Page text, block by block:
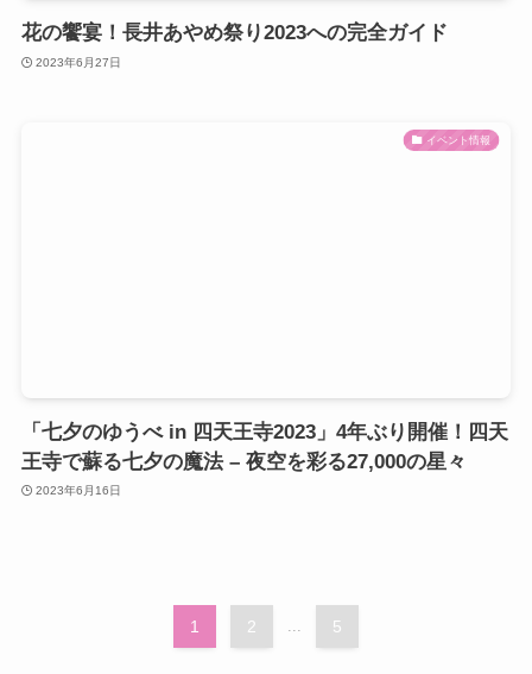
花の饗宴！長井あやめ祭り2023への完全ガイド
2023年6月27日
イベント情報
「七夕のゆうべ in 四天王寺2023」4年ぶり開催！四天
王寺で蘇る七夕の魔法 – 夜空を彩る27,000の星々
2023年6月16日
1 2 5